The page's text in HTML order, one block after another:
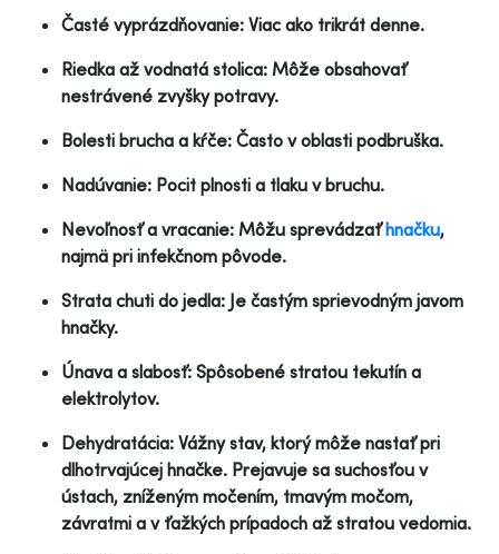
Časté vyprázdňovanie: Viac ako trikrát denne.
Riedka až vodnatá stolica: Môže obsahovať
nestrávené zvyšky potravy.
Bolesti brucha a kŕče: Často v oblasti podbruška.
Nadúvanie: Pocit plnosti a tlaku v bruchu.
Nevoľnosť a vracanie: Môžu sprevádzaťhnačku,
najmä pri infekčnom pôvode.
Strata chuti do jedla: Je častým sprievodným javom
hnačky.
Únava a slabosť: Spôsobené stratou tekutín a
elektrolytov.
Dehydratácia: Vážny stav, ktorý môže nastať pri
dlhotrvajúcej hnačke. Prejavuje sa suchosťou v
ústach, zníženým močením, tmavým močom,
závratmi a v ťažkých prípadoch až stratou vedomia.